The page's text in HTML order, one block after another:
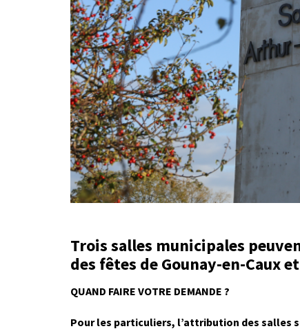
Trois salles municipales
des fêtes de Gounay-en-Caux
QUAND FAIRE VOTRE DEMANDE ?
Pour les particuliers, l’attribution des salles